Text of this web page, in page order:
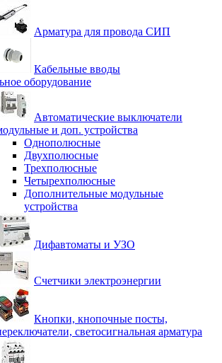
Арматура для провода СИП
Кабельные вводы
оборудование
Автоматические выключатели
и доп. устройства
Однополюсные
Двухполюсные
Трехполюсные
Четырехполюсные
Дополнительные модульные
устройства
Дифавтоматы и УЗО
Счетчики электроэнергии
Кнопки, кнопочные посты,
светосигнальная арматура